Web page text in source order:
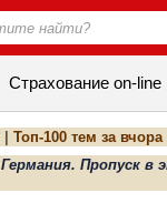
Cтрахование on-line
Топ-100 тем за вчора
Германия. Пропуск в